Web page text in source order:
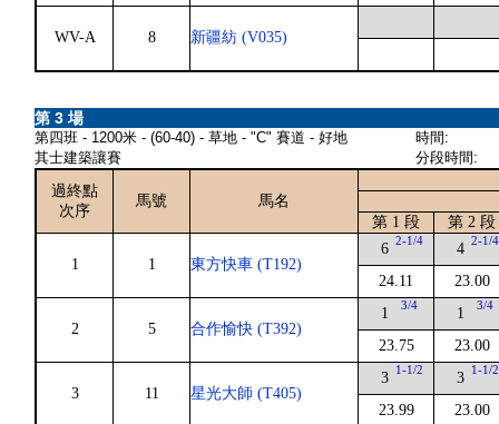
WV-A 8 新疆紡 (V035)
第 3 場
第四班 - 1200米 - (60-40) - 草地 - "C" 賽道 - 好地
其士建築讓賽
時間:
分段時間:
過終點
次序
馬號
馬名
第 1 段
第 2 段
1 1 東方快車 (T192)
6 2-1/4
24.11
4 2-1/4
23.00
2 5 合作愉快 (T392)
1 3/4
23.75
1 3/4
23.00
3 11 星光大師 (T405)
3 1-1/2
23.99
3 1-1/2
23.00